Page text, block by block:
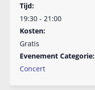
Tijd:
19:30 - 21:00
Kosten:
Gratis
Evenement Categorie:
Concert